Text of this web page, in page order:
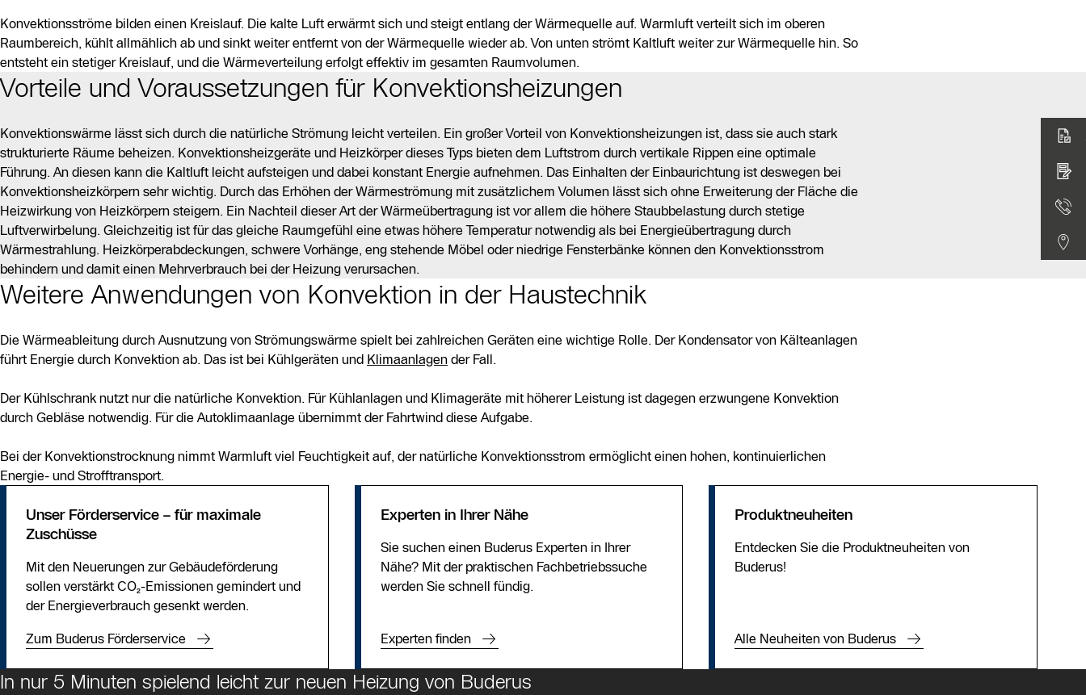
Konvektionsströme bilden einen Kreislauf. Die kalte Luft erwärmt sich und steigt entlang der Wärmequelle auf. Warmluft verteilt sich im oberen
Raumbereich, kühlt allmählich ab und sinkt weiter entfernt von der Wärmequelle wieder ab. Von unten strömt Kaltluft weiter zur Wärmequelle hin. So
entsteht ein stetiger Kreislauf, und die Wärmeverteilung erfolgt effektiv im gesamten Raumvolumen.
Vorteile und Voraussetzungen für Konvektionsheizungen
Konvektionswärme lässt sich durch die natürliche Strömung leicht verteilen. Ein großer Vorteil von Konvektionsheizungen ist, dass sie auch stark
strukturierte Räume beheizen. Konvektionsheizgeräte und Heizkörper dieses Typs bieten dem Luftstrom durch vertikale Rippen eine optimale
Führung. An diesen kann die Kaltluft leicht aufsteigen und dabei konstant Energie aufnehmen. Das Einhalten der Einbaurichtung ist deswegen bei
Konvektionsheizkörpern sehr wichtig. Durch das Erhöhen der Wärmeströmung mit zusätzlichem Volumen lässt sich ohne Erweiterung der Fläche die
Heizwirkung von Heizkörpern steigern. Ein Nachteil dieser Art der Wärmeübertragung ist vor allem die höhere Staubbelastung durch stetige
Luftverwirbelung. Gleichzeitig ist für das gleiche Raumgefühl eine etwas höhere Temperatur notwendig als bei Energieübertragung durch
Wärmestrahlung. Heizkörperabdeckungen, schwere Vorhänge, eng stehende Möbel oder niedrige Fensterbänke können den Konvektionsstrom
behindern und damit einen Mehrverbrauch bei der Heizung verursachen.
Weitere Anwendungen von Konvektion in der Haustechnik
Die Wärmeableitung durch Ausnutzung von Strömungswärme spielt bei zahlreichen Geräten eine wichtige Rolle. Der Kondensator von Kälteanlagen
führt Energie durch Konvektion ab. Das ist bei Kühlgeräten und Klimaanlagen der Fall.
Der Kühlschrank nutzt nur die natürliche Konvektion. Für Kühlanlagen und Klimageräte mit höherer Leistung ist dagegen erzwungene Konvektion
durch Gebläse notwendig. Für die Autoklimaanlage übernimmt der Fahrtwind diese Aufgabe.
Bei der Konvektionstrocknung nimmt Warmluft viel Feuchtigkeit auf, der natürliche Konvektionsstrom ermöglicht einen hohen, kontinuierlichen
Energie- und Strofftransport.
Unser Förderservice – für maximale
Zuschüsse
Mit den Neuerungen zur Gebäudeförderung
sollen verstärkt CO₂-Emissionen gemindert und
der Energieverbrauch gesenkt werden.
Zum Buderus Förderservice
Experten in Ihrer Nähe
Sie suchen einen Buderus Experten in Ihrer
Nähe? Mit der praktischen Fachbetriebssuche
werden Sie schnell fündig.
Experten finden
Produktneuheiten
Entdecken Sie die Produktneuheiten von
Buderus!
Alle Neuheiten von Buderus
In nur 5 Minuten spielend leicht zur neuen Heizung von Buderus